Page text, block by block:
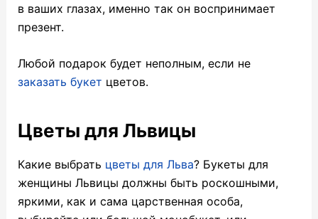
в ваших глазах, именно так он воспринимает
презент.
Любой подарок будет неполным, если не
заказать букет цветов.
Цветы для Львицы
Какие выбрать цветы для Льва? Букеты для
женщины Львицы должны быть роскошными,
яркими, как и сама царственная особа,